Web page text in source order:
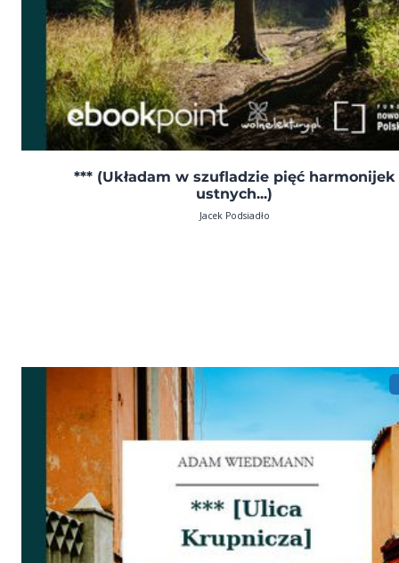
*** (Układam w szufladzie pięć harmonijek
ustnych...)
Jacek Podsiadło